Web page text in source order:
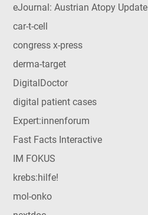
eJournal: Austrian Atopy Update
car-t-cell
congress x-press
derma-target
DigitalDoctor
digital patient cases
Expert:innenforum
Fast Facts Interactive
IM FOKUS
krebs:hilfe!
mol-onko